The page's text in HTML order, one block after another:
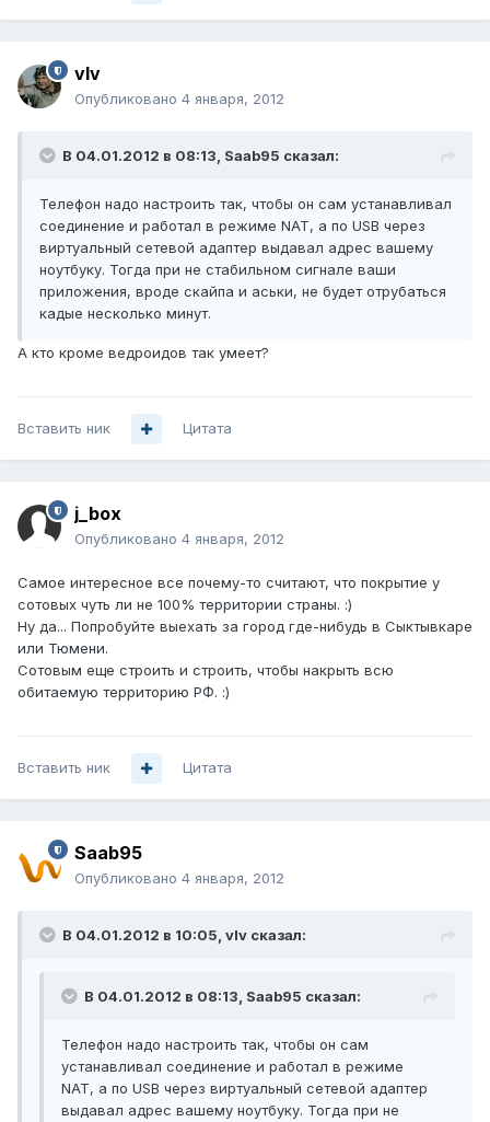
vIv
Опубликовано 4 января, 2012
В 04.01.2012 в 08:13, Saab95 сказал:
Телефон надо настроить так, чтобы он сам устанавливал
соединение и работал в режиме NAT, а по USB через
виртуальный сетевой адаптер выдавал адрес вашему
ноутбуку. Тогда при не стабильном сигнале ваши
приложения, вроде скайпа и аськи, не будет отрубаться
кадые несколько минут.
А кто кроме ведроидов так умеет?
Вставить ник Цитата
j_box
Опубликовано 4 января, 2012
Самое интересное все почему-то считают, что покрытие у
сотовых чуть ли не 100% территории страны. :)
Ну да... Попробуйте выехать за город где-нибудь в Сыктывкаре
или Тюмени.
Сотовым еще строить и строить, чтобы накрыть всю
обитаемую территорию РФ. :)
Вставить ник Цитата
Saab95
Опубликовано 4 января, 2012
В 04.01.2012 в 10:05, vIv сказал:
В 04.01.2012 в 08:13, Saab95 сказал:
Телефон надо настроить так, чтобы он сам
устанавливал соединение и работал в режиме
NAT, а по USB через виртуальный сетевой адаптер
выдавал адрес вашему ноутбуку. Тогда при не